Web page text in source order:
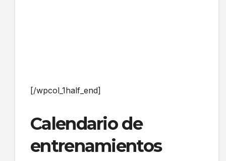
[/wpcol_1half_end]
Calendario de
entrenamientos